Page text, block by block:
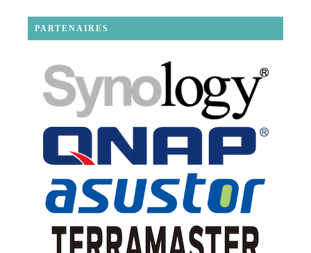
PARTENAIRES